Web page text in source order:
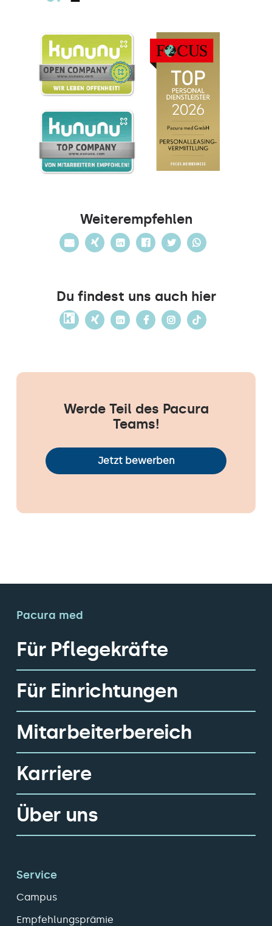
Weiterempfehlen
Du findest uns auch hier
Werde Teil des Pacura
Teams!
Jetzt bewerben
Pacura med
Für Pflegekräfte
Für Einrichtungen
Mitarbeiterbereich
Karriere
Über uns
Service
Campus
Empfehlungsprämie